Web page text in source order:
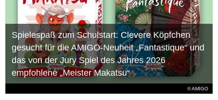
© AMIGO
Spielespaß zum Schulstart: Clevere Köpfchen
gesucht für die AMIGO-Neuheit „Fantastique“ und
das von der Jury Spiel des Jahres 2026
empfohlene „Meister Makatsu“